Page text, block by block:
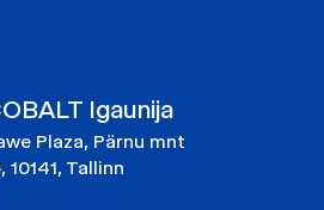
Igaunija
Plaza, Pärnu mnt
10141, Tallinn